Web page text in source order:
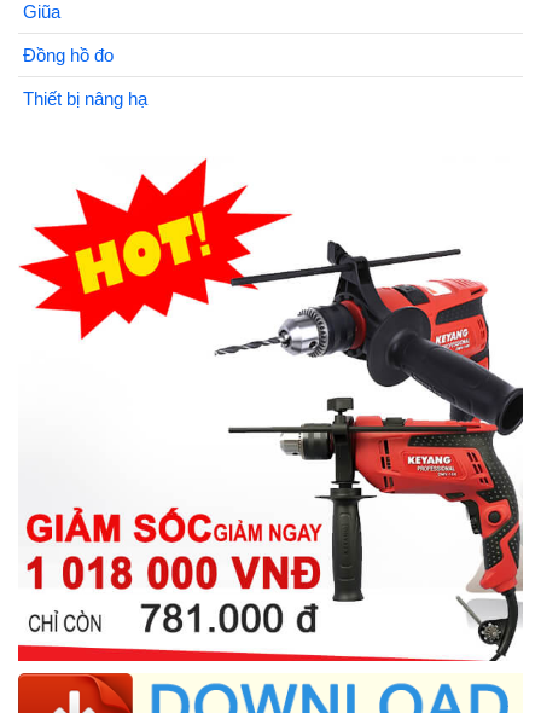
Giũa
Đồng hồ đo
Thiết bị nâng hạ